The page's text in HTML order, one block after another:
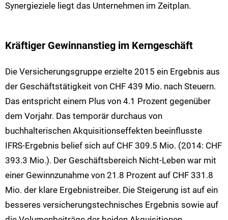
Synergieziele liegt das Unternehmen im Zeitplan.
Kräftiger Gewinnanstieg im Kerngeschäft
Die Versicherungsgruppe erzielte 2015 ein Ergebnis aus
der Geschäftstätigkeit von CHF 439 Mio. nach Steuern.
Das entspricht einem Plus von 4.1 Prozent gegenüber
dem Vorjahr. Das temporär durchaus von
buchhalterischen Akquisitionseffekten beeinflusste
IFRS-Ergebnis belief sich auf CHF 309.5 Mio. (2014: CHF
393.3 Mio.). Der Geschäftsbereich Nicht-Leben war mit
einer Gewinnzunahme von 21.8 Prozent auf CHF 331.8
Mio. der klare Ergebnistreiber. Die Steigerung ist auf ein
besseres versicherungstechnisches Ergebnis sowie auf